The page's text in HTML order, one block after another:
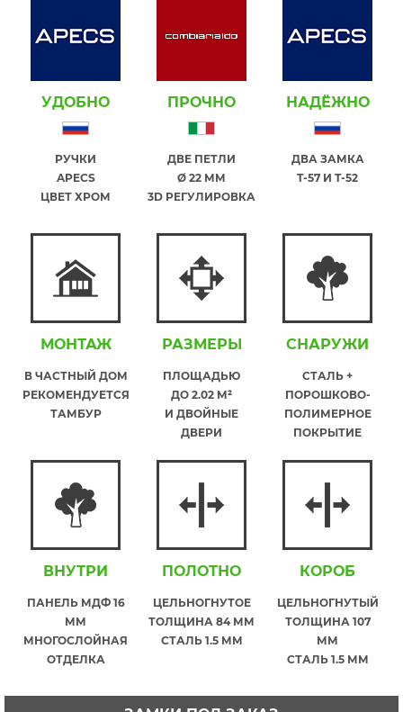
УДОБНО
РУЧКИ
APECS
ЦВЕТ ХРОМ
ПРОЧНО
ДВЕ ПЕТЛИ
Ø 22 ММ
3D РЕГУЛИРОВКА
НАДЁЖНО
ДВА ЗАМКА
T-57 И T-52
МОНТАЖ
В ЧАСТНЫЙ ДОМ
РЕКОМЕНДУЕТСЯ
ТАМБУР
РАЗМЕРЫ
ПЛОЩАДЬЮ
ДО 2.02 М²
И ДВОЙНЫЕ
ДВЕРИ
СНАРУЖИ
СТАЛЬ +
ПОРОШКОВО-
ПОЛИМЕРНОЕ
ПОКРЫТИЕ
ВНУТРИ
ПАНЕЛЬ МДФ 16
ММ
МНОГОСЛОЙНАЯ
ОТДЕЛКА
ПОЛОТНО
ЦЕЛЬНОГНУТОЕ
ТОЛЩИНА 84 ММ
СТАЛЬ 1.5 ММ
КОРОБ
ЦЕЛЬНОГНУТЫЙ
ТОЛЩИНА 107
ММ
СТАЛЬ 1.5 ММ